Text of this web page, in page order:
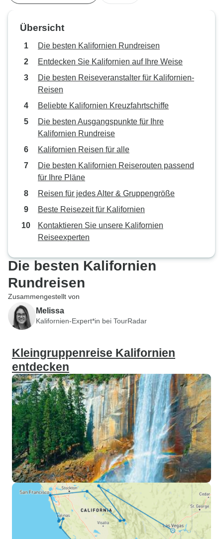
Übersicht
Die besten Kalifornien Rundreisen
Entdecken Sie Kalifornien auf Ihre Weise
Die besten Reiseveranstalter für Kalifornien-
Reisen
Beliebte Kalifornien Kreuzfahrtschiffe
Die besten Ausgangspunkte für Ihre
Kalifornien Rundreise
Kalifornien Reisen für alle
Die besten Kalifornien Reiserouten passend
für Ihre Pläne
Reisen für jedes Alter & Gruppengröße
Beste Reisezeit für Kalifornien
Kontaktieren Sie unsere Kalifornien
Reiseexperten
Die besten Kalifornien
Rundreisen
Zusammengestellt von
Melissa
Kalifornien-Expert*in bei TourRadar
Kleingruppenreise Kalifornien
entdecken